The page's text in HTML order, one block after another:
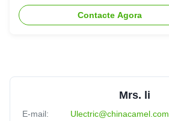
Contacte Agora
Mrs. li
E-mail: Ulectric@chinacamel.com